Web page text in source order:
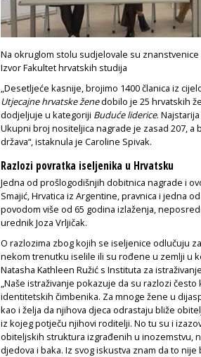
Na okruglom stolu sudjelovale su
Izvor Fakultet hrvatskih studija
„Desetljeće kasnije, brojimo 1400 članica iz
Utjecajne hrvatske ženedobilo je 25 hrvatskih
dodjeljuje u kategoriji Buduće liderice.
Ukupni broj nositeljica nagrade je zasad 207,
država“, istaknula je Caroline Spivak.
Razlozi povratka iseljenika u Hrvatsku
Jedna od prošlogodišnjih dobitnica nagrade i
Smajić, Hrvatica iz Argentine, pravnica i jedna
povodom više od 65 godina izlaženja,
urednik Joza Vrljičak.
O razlozima zbog kojih se iseljenice odlučuju
nekom trenutku iselile ili su rođene u zemlji u
Natasha Kathleen Ružić s Instituta za
„Naše istraživanje pokazuje da su razlozi
identitetskih čimbenika. Za mnoge žene u
kao i želja da njihova djeca odrastaju bliže
iz kojeg potječu njihovi roditelji. No tu su i
obiteljskih struktura izgrađenih u inozemstvu,
djedova i baka. Iz svog iskustva znam da to nije